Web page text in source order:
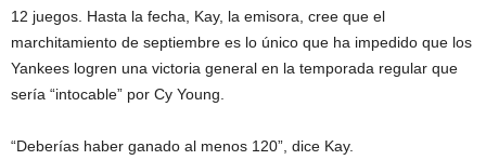
12 juegos. Hasta la fecha, Kay, la emisora, cree que el
marchitamiento de septiembre es lo único que ha impedido que los
Yankees logren una victoria general en la temporada regular que
sería “intocable” por Cy Young.
“Deberías haber ganado al menos 120”, dice Kay.